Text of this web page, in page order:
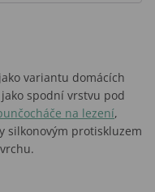
variantu domácích
spodní vrstvu pod
na lezení,
silkonovým protiskluzem